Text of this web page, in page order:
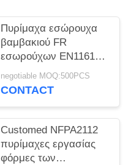
Πυρίμαχα εσώρουχα
βαμβακιού FR
εσωρούχων EN11611
310gsm με τις
αντανακλαστικές
negotiable MOQ:500PCS
CONTACT
Customed NFPA2112
πυρίμαχες εργασίας
φόρμες των